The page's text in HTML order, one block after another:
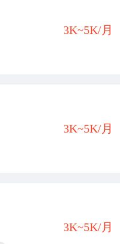
3K~5K/月
3K~5K/月
3K~5K/月